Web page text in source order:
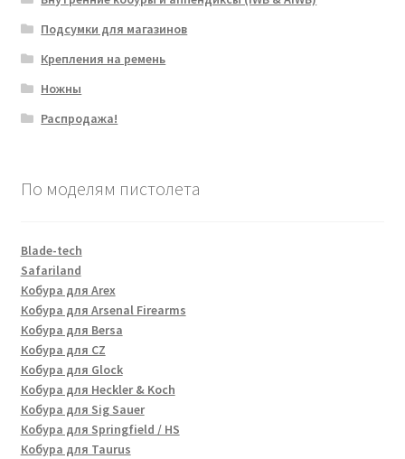
Подсумки для магазинов
Крепления на ремень
Ножны
Распродажа!
По моделям пистолета
Blade-tech
Safariland
Кобура для Arex
Кобура для Arsenal Firearms
Кобура для Bersa
Кобура для CZ
Кобура для Glock
Кобура для Heckler & Koch
Кобура для Sig Sauer
Кобура для Springfield / HS
Кобура для Taurus